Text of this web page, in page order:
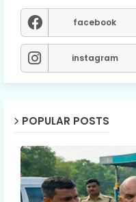
facebook
instagram
POPULAR POSTS